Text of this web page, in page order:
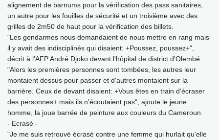
alignement de barnums pour la vérification des pass sanitaires,
un autre pour les fouilles de sécurité et un troisième avec des
grilles de 2m50 de haut pour la vérification des billets.
"Les gendarmes nous demandaient de nous mettre en rang mais
il y avait des indisciplinés qui disaient: +Poussez, poussez+",
décrit à l'AFP André Djoko devant l'hôpital de district d'Olembé.
"Alors les premières personnes sont tombées, les autres leur
montaient dessus pour passer et d'autres montaient sur la
barrière. Ceux de devant disaient: +Vous êtes en train d'écraser
des personnes+ mais ils n'écoutaient pas", ajoute le jeune
homme, la joue barrée de peinture aux couleurs du Cameroun.
- Ecrasé -
"Je me suis retrouvé écrasé contre une femme qui hurlait qu'elle